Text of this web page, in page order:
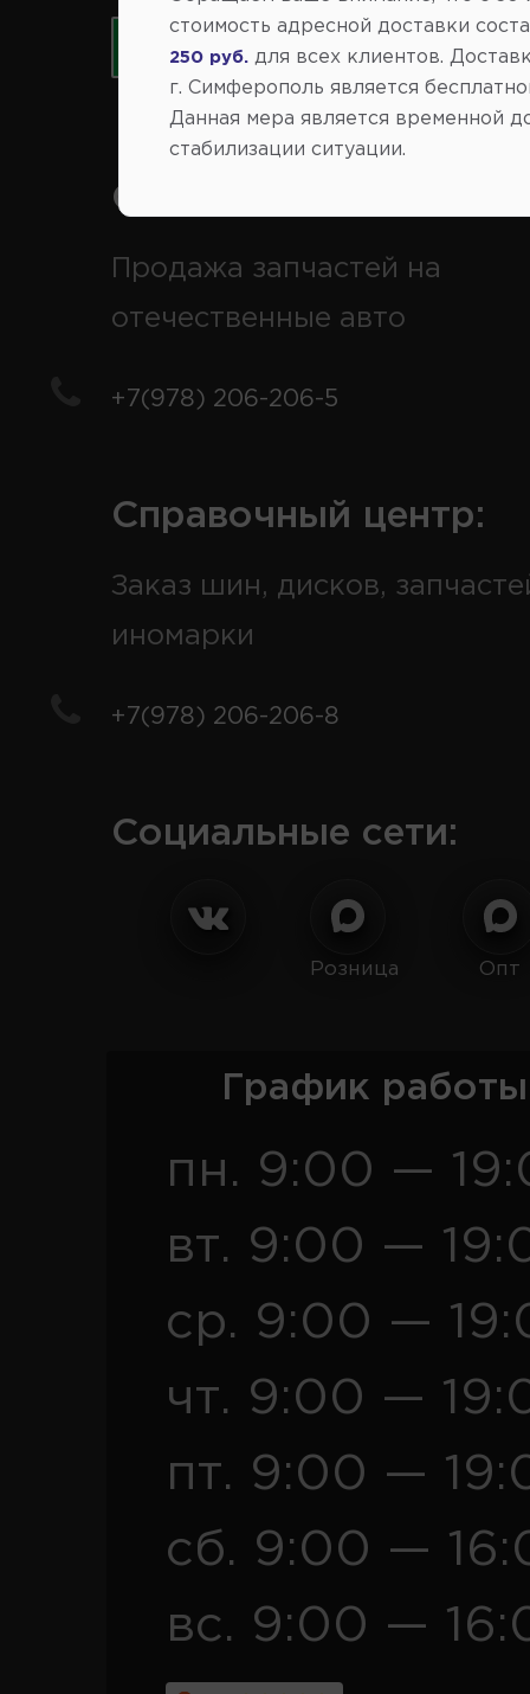
Справочный центр:
Продажа запчастей на
отечественные авто
+7(978) 206-206-5
Справочный центр:
Заказ шин, дисков,
иномарки
+7(978) 206-206-8
Социальные сети:
Розница Опт
График
пн. 9:00 —
вт. 9:00 —
ср. 9:00 —
чт. 9:00 —
пт. 9:00 —
сб. 9:00 —
вс. 9:00 —
стоимость адресной доставки
250 руб. для всех клиентов.
г. Симферополь является
Данная мера является временной
стабилизации ситуации.